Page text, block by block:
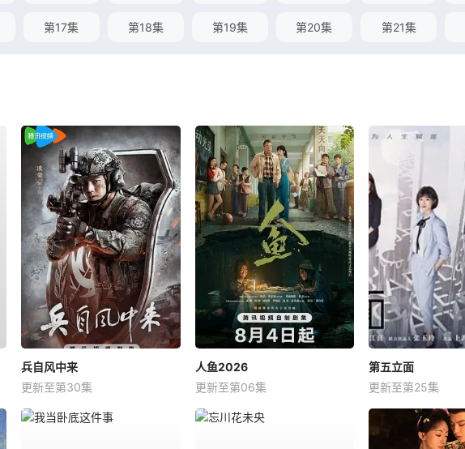
第17集 第18集 第19集 第20集 第21集
兵自风中来
更新至第30集
人鱼2026
更新至第06集
第五立面
更新至第25集